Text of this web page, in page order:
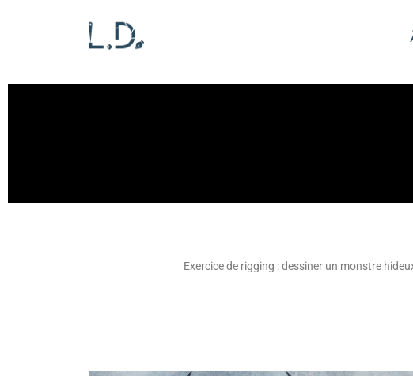
Exercice de rigging : dessiner un monstre